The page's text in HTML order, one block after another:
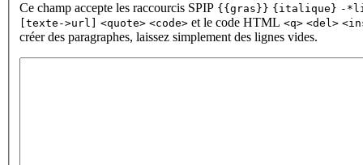
Ce champ accepte les raccourcis SPIP {{gras}} {italique} -
[texte->url]
<quote> <code> et le code HTML <q> <del>
créer des paragraphes, laissez simplement des lignes vides.